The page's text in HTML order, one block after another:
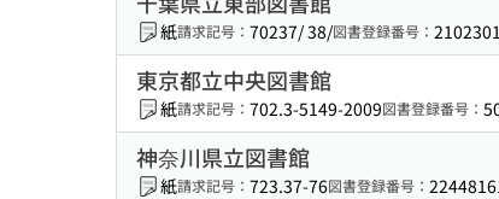
紙請求記号： 70237/ 38/図書登録番号：
東京都立中央図書館
紙請求記号： 702.3-5149-2009図書登録番号：
神奈川県立図書館
紙請求記号： 723.37-76図書登録番号：